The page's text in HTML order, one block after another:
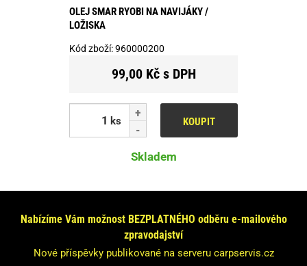
OLEJ SMAR RYOBI NA NAVIJÁKY /
LOŽISKA
Kód zboží:960000200
99,00 Kč s DPH
ks KOUPIT
Skladem
Nabízíme Vám možnost BEZPLATNÉHO odběru e-mailového
zpravodajství
Nové příspěvky publikované na serveru carpservis.cz